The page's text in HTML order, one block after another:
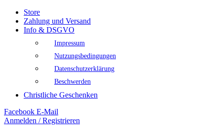
Store
Zahlung und Versand
Info & DSGVO
Impressum
Nutzungsbedingungen
Datenschutzerklärung
Beschwerden
Christliche Geschenken
Facebook E-Mail
Anmelden / Registrieren